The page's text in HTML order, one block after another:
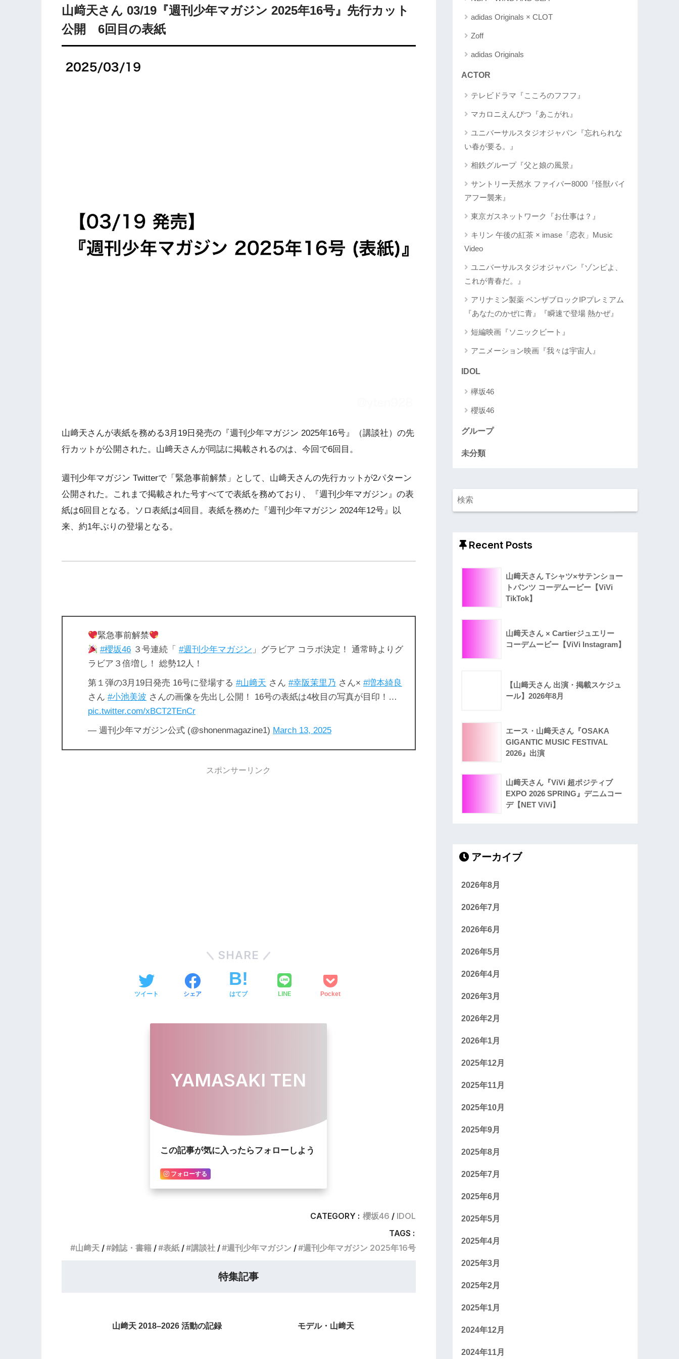
山﨑天さん 03/19『週刊少年マガジン 2025年16号』先行カット
公開 6回目の表紙
山﨑天さんが表紙を務める3月19日発売の『週刊少年マガジン 2025年16号』（講談社）の先
行カットが公開された。山﨑天さんが同誌に掲載されるのは、今回で6回目。
週刊少年マガジン Twitterで「緊急事前解禁」として、山﨑天さんの先行カットが2パターン
公開された。これまで掲載された号すべてで表紙を務めており、『週刊少年マガジン』の表
紙は6回目となる。ソロ表紙は4回目。表紙を務めた『週刊少年マガジン 2024年12号』以
来、約1年ぶりの登場となる。
緊急事前解禁
#櫻坂46 ３号連続「#週刊少年マガジン 」グラビア コラボ決定！ 通常時よりグ
ラビア３倍増し！ 総勢12人！
第１弾の3月19日発売 16号に登場する #山﨑天 さん #幸阪茉里乃 さん× #増本綺良
さん #小池美波 さんの画像を先出し公開！ 16号の表紙は4枚目の写真が目印！…
pic.twitter.com/xBCT2TEnCr
— 週刊少年マガジン公式 (@shonenmagazine1) March 13, 2025
スポンサーリンク
SHARE
ツイート シェア はてブ LINE Pocket
YAMASAKI TEN
この記事が気に入ったらフォローしよう
フォローする
CATEGORY : 櫻坂46
IDOL
TAGS :
山﨑天
雑誌・書籍 表紙 講談社 週刊少年マガジン 週刊少年マガジン 2025年16号
特集記事
山﨑天 2018–2026 活動の記録 モデル・山﨑天
adidas Originals × CLOT
Zoff
adidas Originals
ACTOR
テレビドラマ『こころのフフフ』
マカロニえんぴつ『あこがれ』
ユニバーサルスタジオジャパン『忘れられな
い春が要る。』
相鉄グループ『父と娘の風景』
サントリー天然水 ファイバー8000『怪獣バイ
アフー襲来』
東京ガスネットワーク『お仕事は？』
キリン 午後の紅茶 × imase「恋衣」Music
Video
ユニバーサルスタジオジャパン『ゾンビよ、
これが青春だ。』
アリナミン製薬 ベンザブロックIPプレミアム
『あなたのかぜに青』『瞬速で登場 熱かぜ』
短編映画『ソニックビート』
アニメーション映画『我々は宇宙人』
IDOL
欅坂46
櫻坂46
グループ
未分類
Recent Posts
山﨑天さん Tシャツ×サテンショー
トパンツ コーデムービー【ViVi
TikTok】
山﨑天さん × Cartierジュエリー
コーデムービー【ViVi Instagram】
【山﨑天さん 出演・掲載スケジュ
ール】2026年8月
エース・山﨑天さん『OSAKA
GIGANTIC MUSIC FESTIVAL
2026』出演
山﨑天さん『ViVi 超ポジティブ
EXPO 2026 SPRING』デニムコー
デ【NET ViVi】
アーカイブ
2026年8月
2026年7月
2026年6月
2026年5月
2026年4月
2026年3月
2026年2月
2026年1月
2025年12月
2025年11月
2025年10月
2025年9月
2025年8月
2025年7月
2025年6月
2025年5月
2025年4月
2025年3月
2025年2月
2025年1月
2024年12月
2024年11月